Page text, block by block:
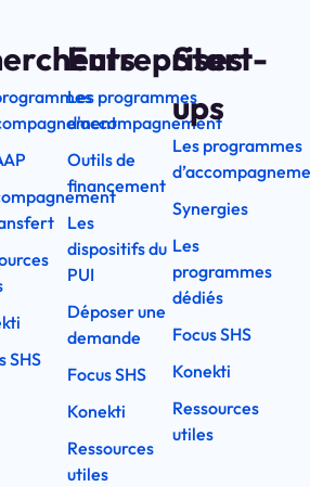
SHS
Entreprises
Les programmes
d'accompagnement
Outils de
financement
Les
dispositifs du
PUI
Déposer une
demande
Focus SHS
Konekti
Ressources
utiles
Start-
ups
Les programmes
Synergies
Les
programmes
dédiés
Focus SHS
Konekti
Ressources
utiles